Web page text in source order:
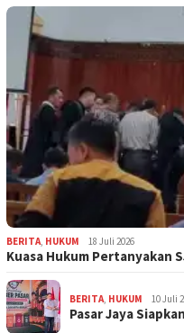
BERITA HUKUM 18 Juli 2026
Kuasa Hukum Pertanyakan
BERITA HUKUM 10 Juli
Pasar Jaya